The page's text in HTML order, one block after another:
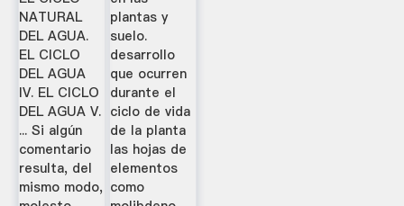
Y .
NATURAL
DEL AGUA.
EL CICLO
DEL AGUA
IV. EL CICLO
DEL AGUA V.
... Si algún
comentario
resulta, del
mismo modo,
plantas y
suelo.
desarrollo
que ocurren
durante el
ciclo de vida
de la planta
las hojas de
elementos
como